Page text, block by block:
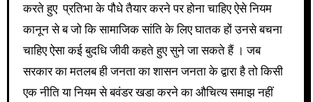
करते हुए प्रतिभा के पौधे तैयार करने पर होना चाहिए ऐसे नियम
कानून से ब जो कि सामाजिक सांति के लिए घातक हों उनसे बचना
चाहिए ऐसा कई बुदधि जीवी कहते हुए सुने जा सकते हैं । जब
सरकार का मतलब ही जनता का शासन जनता के द्वारा है तो किसी
एक नीति या नियम से बवंडर खडा करने का औचित्य समाझ नहीं